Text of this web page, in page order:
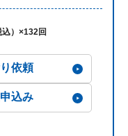
込）×132回
依頼
込み